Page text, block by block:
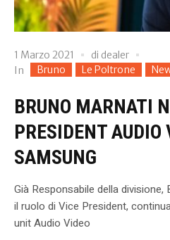
1 Marzo 2021 di dealer
In
Bruno Le Poltrone
BRUNO MARNATI
PRESIDENT AUDIO
SAMSUNG
Già Responsabile della
il ruolo di Vice President,
unit Audio Video